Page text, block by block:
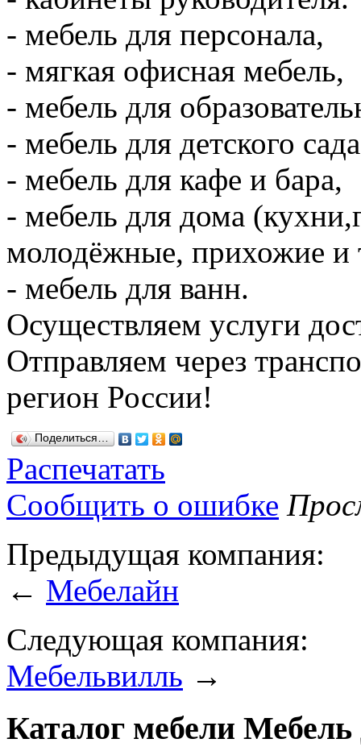
- мебель для персонала,
- мягкая офисная мебель,
- мебель для
- мебель для детского
- мебель для кафе и бара,
- мебель для дома
молодёжные, прихожие и
- мебель для ванн.
Осуществляем услуги
Отправляем через
регион России!
Поделиться…
Распечатать
Сообщить о ошибке
Предыдущая компания:
← Мебелайн
Следующая компания:
Мебельвилль →
Каталог мебели